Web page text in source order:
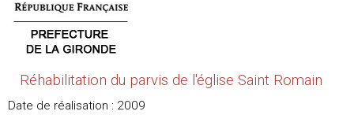
Réhabilitation du parvis de l'église Saint Romain
Date de réalisation : 2009